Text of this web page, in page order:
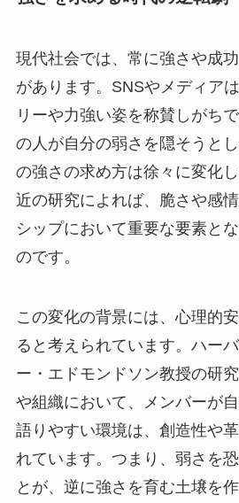
現代社会では、常に強さや成
があります。SNSやメディア
リーや力強い姿を称賛しがち
の人が自分の弱さを隠そうと
の強さの求め方は徐々に変化
近の研究によれば、脆さや感
シップにおいて重要な要素と
のです。
この変化の背景には、心理的
ると考えられています。ハー
ー・エドモンドソン教授の研
や組織において、メンバーが
語りやすい環境は、創造性や
れています。つまり、弱さを
とが、逆に強さを育む土壌を作